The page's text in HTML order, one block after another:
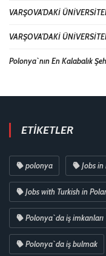
VARŞOVA’DAKİ
VARŞOVA’DAKİ
Polonya`nın En Kalabalık
ETIKETLER
polonya Jobs
Jobs with Turkish in
Polonya`da iş imkanları
Polonya`da iş bulmak